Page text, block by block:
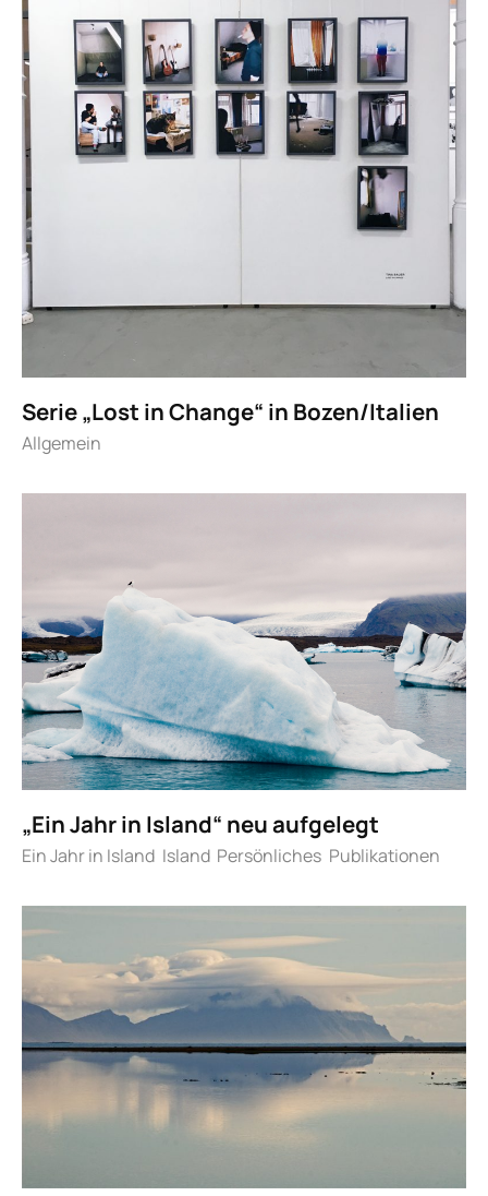
Serie „Lost in Change“ in Bozen/Italien
Allgemein
„Ein Jahr in Island“ neu aufgelegt
Ein Jahr in Island Island Persönliches Publikationen